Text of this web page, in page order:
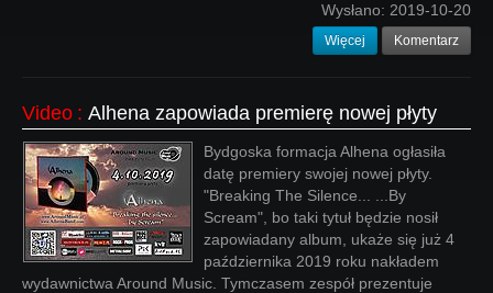
Wysłano: 2019-10-20
Więcej Komentarz
Video : Alhena zapowiada premierę nowej płyty
Bydgoska formacja Alhena ogłasiła
datę premiery swojej nowej płyty.
"Breaking The Silence... ...By
Scream", bo taki tytuł będzie nosił
zapowiadany album, ukaże się już 4
października 2019 roku nakładem
wydawnictwa Around Music. Tymczasem zespół prezentuje